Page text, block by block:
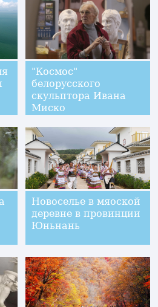
"Космос"
белорусского
скульптора Ивана
Миско
Новоселье в мяоской
деревне в провинции
Юньнань